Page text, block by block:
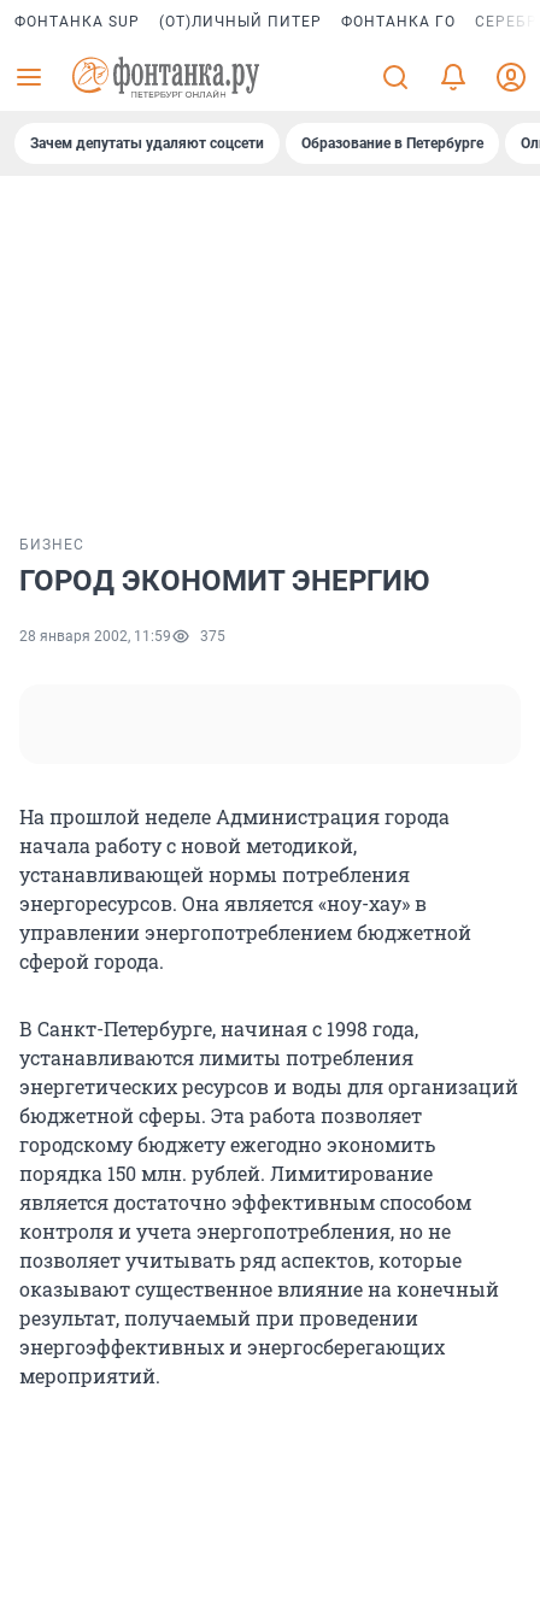
ФОНТАНКА SUP (ОТ)ЛИЧНЫЙ ПИТЕР ФОНТАНКА ГО
Зачем депутаты удаляют соцсети Образование в Петербурге
БИЗНЕС
ГОРОД ЭКОНОМИТ ЭНЕРГИЮ
28 января 2002, 11:59 375
На прошлой неделе Администрация города
начала работу с новой методикой,
устанавливающей нормы потребления
энергоресурсов. Она является «ноу-хау» в
управлении энергопотреблением бюджетной
сферой города.
В Санкт-Петербурге, начиная с 1998 года,
устанавливаются лимиты потребления
энергетических ресурсов и воды для организаций
бюджетной сферы. Эта работа позволяет
городскому бюджету ежегодно экономить
порядка 150 млн. рублей. Лимитирование
является достаточно эффективным способом
контроля и учета энергопотребления, но не
позволяет учитывать ряд аспектов, которые
оказывают существенное влияние на конечный
результат, получаемый при проведении
энергоэффективных и энергосберегающих
мероприятий.